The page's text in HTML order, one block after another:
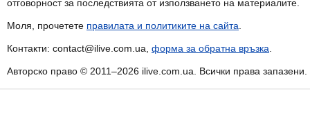
отговорност за последствията от използването на материалите.
Моля, прочетете правилата и политиките на сайта
Контакти: contact@ilive.com.ua, форма за обратна връзка
Авторско право © 2011–2026 ilive.com.ua. Всички права запазени.